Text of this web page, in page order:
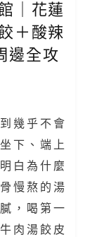
｜花蓮
＋酸辣
邊全攻
幾乎不會
下、端上
白為什麼
慢熬的湯
，喝第一
肉湯餃皮